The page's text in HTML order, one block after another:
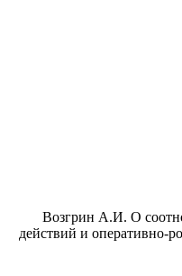
Возгрин А.И. О
действий и оперативно-